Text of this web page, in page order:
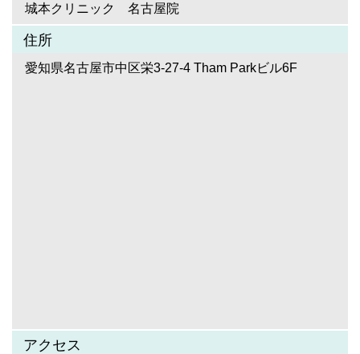
城本クリニック 名古屋院
住所
愛知県名古屋市中区栄3-27-4 Tham Parkビル6F
アクセス